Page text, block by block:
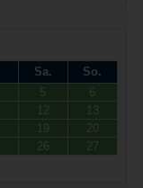
Sa.
So.
5
6
12
13
19
20
26
27